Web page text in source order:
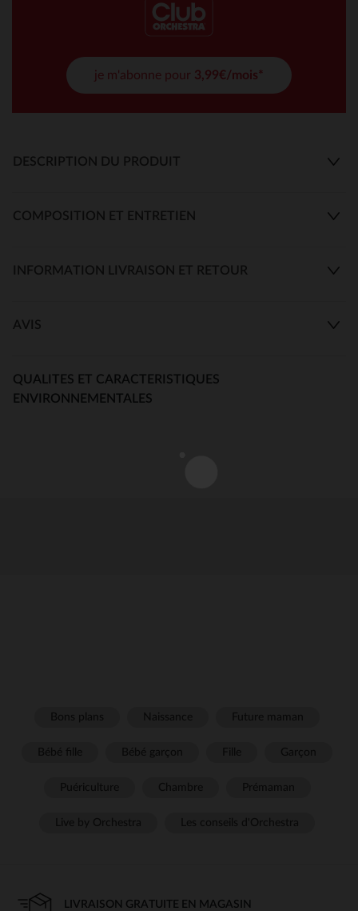
je m'abonne pour 3,99€/mois*
DESCRIPTION DU PRODUIT
COMPOSITION ET ENTRETIEN
INFORMATION LIVRAISON ET RETOUR
AVIS
QUALITES ET CARACTERISTIQUES
ENVIRONNEMENTALES
LIVRAISON GRATUITE EN MAGASIN